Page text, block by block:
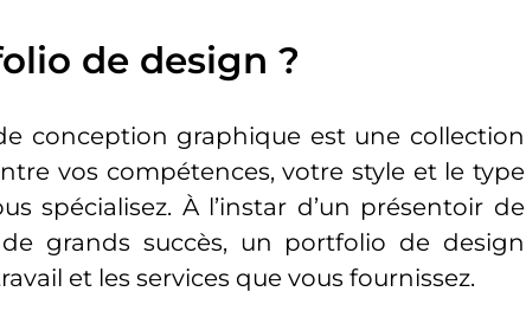
de design ?
conception graphique est une collection
vos compétences, votre style et le type
spécialisez. À l’instar d’un présentoir de
grands succès, un portfolio de design
et les services que vous fournissez.